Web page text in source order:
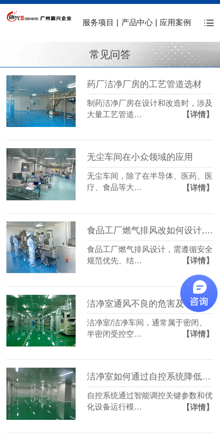
服务项目 产品中心 应用案例
常见问答
药厂洁净厂房的工艺管道选材
制药洁净厂房在设计和改造时，涉及
大量工艺管道…
【详情】
无尘车间在小众领域的应用
无尘车间，除了在半导体、医药、医
疗、食品等大…
【详情】
食品工厂燃气排风改如何设计,有什么注意点？
食品工厂燃气排风设计，需遵循安全
规范优先、结…
【详情】
洁净室通风不良的危害及中毒源分析
洁净室/洁净车间，通常属于密闭、
半密闭受控空…
【详情】
洁净室如何通过自控系统降低能耗？
自控系统通过智能调控关键参数和优
化设备运行模…
【详情】